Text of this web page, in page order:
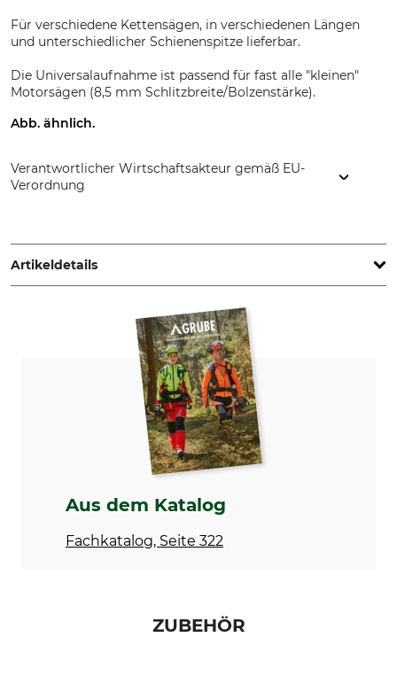
Für verschiedene Kettensägen, in verschiedenen Längen
und unterschiedlicher Schienenspitze lieferbar.
Die Universalaufnahme ist passend für fast alle "kleinen"
Motorsägen (8,5 mm Schlitzbreite/Bolzenstärke).
Abb. ähnlich.
Verantwortlicher Wirtschaftsakteur gemäß EU-
Verordnung
www.grube.de
Artikeldetails
Treibgliedstärke/Nutbreite
1,1 mm
Produkttyp
Carvingschiene
1,1 mm, Universalaufnahme,
Aufnahme
universal
Made in Canada
CCD-C1-8-43
Schienenspitzendurchmesser
Aus dem Katalog
Fachkatalog, Seite 322
ZUBEHÖR